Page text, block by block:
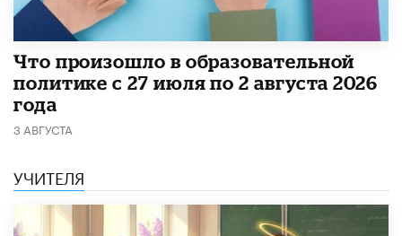
​Что произошло в образовательной
политике с 27 июля по 2 августа 2026
года
3 АВГУСТА
УЧИТЕЛЯ